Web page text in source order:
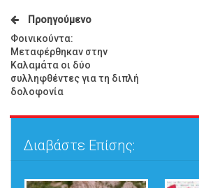
Προηγούμενο
Φοινικούντα:
Μεταφέρθηκαν στην
Καλαμάτα οι δύο
συλληφθέντες για τη διπλή
δολοφονία
Διαβάστε Επίσης: